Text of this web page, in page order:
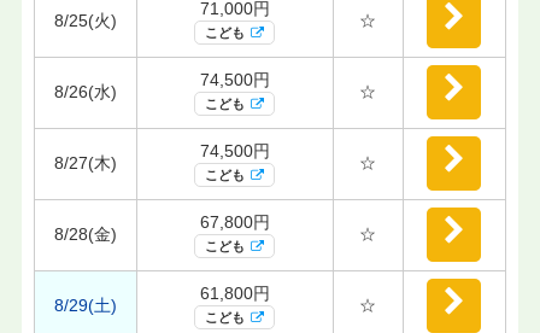
8/25(火)
71,000円
こども
☆
8/26(水)
74,500円
こども
☆
8/27(木)
74,500円
こども
☆
8/28(金)
67,800円
こども
☆
8/29(土)
61,800円
こども
☆